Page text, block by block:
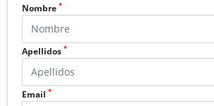
Nombre *
Apellidos *
Email *